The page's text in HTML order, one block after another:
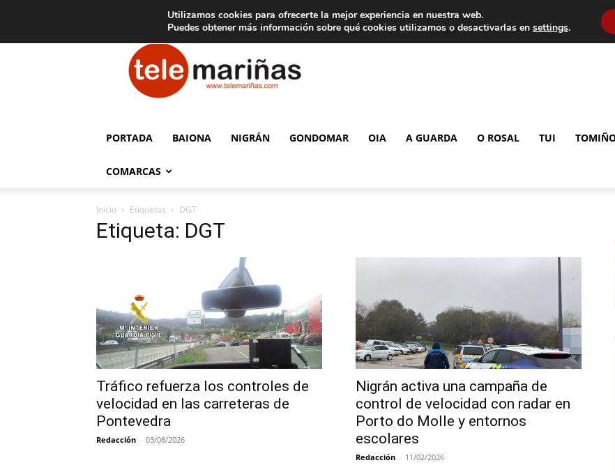
Aviso legal Tarifas de publicidad
Telemariñas
PORTADA BAIONA NIGRÁN GONDOMAR OIA A GUARDA O ROSAL TUI
COMARCAS
Inicio Etiquetas DGT
Etiqueta: DGT
Tráfico refuerza los controles de
velocidad en las carreteras de
Pontevedra
Redacción - 03/08/2026
Nigrán activa una campaña de
control de velocidad con radar en
Porto do Molle y entornos
escolares
Redacción - 11/02/2026
Utilizamos cookies para ofrecerte la mejor experiencia en nuestra web.
Puedes obtener más información sobre qué cookies utilizamos o desactivarlas en settings.